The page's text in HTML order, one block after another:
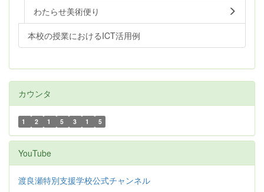
わたらせ美術便り
本校の授業におけるICT活用例
カウンタ
1 2 1 5 3 1 5
YouTube
渡良瀬特別支援学校公式チャンネル